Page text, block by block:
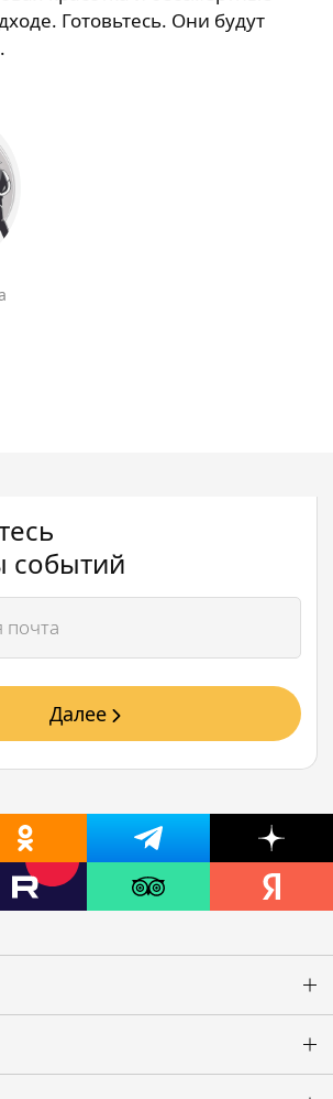
Готовьтесь. Они будут
событий
Далее